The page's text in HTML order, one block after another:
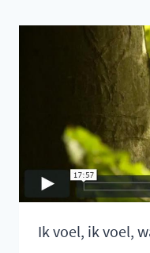
Ik voel, ik voel,